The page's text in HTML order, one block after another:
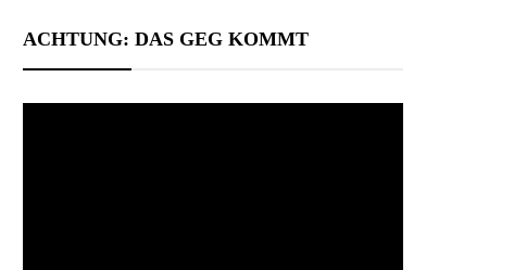
ACHTUNG: DAS GEG KOMMT